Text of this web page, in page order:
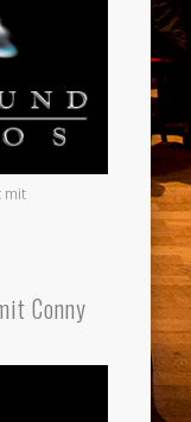
mit
Conny